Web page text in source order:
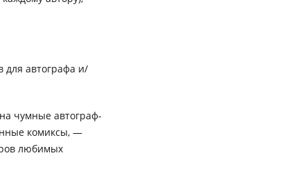
для автографа и/
чумные автограф-
комиксы, —
любимых